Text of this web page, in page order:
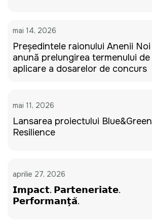
mai 14, 2026
Președintele raionului Anenii Noi
anunță prelungirea termenului de
aplicare a dosarelor de concurs
mai 11, 2026
Lansarea proiectului Blue&Green
Resilience
aprilie 27, 2026
𝗜𝗺𝗽𝗮𝗰𝘁. 𝗣𝗮𝗿𝘁𝗲𝗻𝗲𝗿𝗶𝗮𝘁𝗲.
𝗣𝗲𝗿𝗳𝗼𝗿𝗺𝗮𝗻𝘁̦𝗮̆.